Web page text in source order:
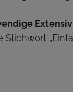
Stichwort